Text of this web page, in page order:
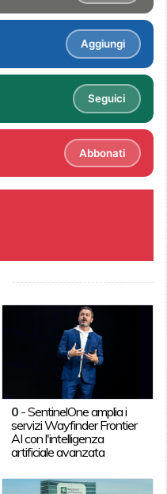
Aggiungi
Seguici
Abbonati
0 -SentinelOne amplia i
servizi Wayfinder Frontier
AI con l'intelligenza
artificiale avanzata